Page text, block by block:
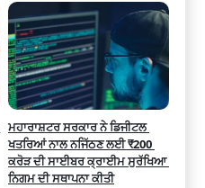
ਮਹਾਰਾਸ਼ਟਰ ਸਰਕਾਰ ਨੇ ਡਿਜੀਟਲ
ਖਤਰਿਆਂ ਨਾਲ ਨਜਿੱਠਣ ਲਈ ₹200
ਕਰੋੜ ਦੀ ਸਾਈਬਰ ਕ੍ਰਾਈਮ ਸੁਰੱਖਿਆ
ਨਿਗਮ ਦੀ ਸਥਾਪਨਾ ਕੀਤੀ